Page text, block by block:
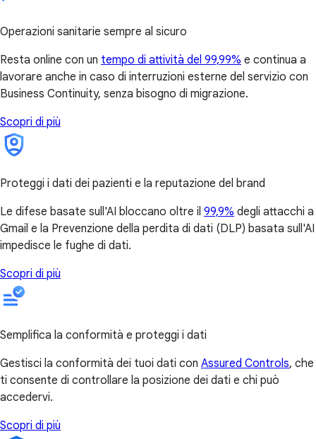
Operazioni sanitarie sempre al sicuro
Resta online con un tempo di attività del 99,99% e continua a
lavorare anche in caso di interruzioni esterne del servizio con
Business Continuity, senza bisogno di migrazione.
Scopri di più
Proteggi i dati dei pazienti e la reputazione del brand
Le difese basate sull'AI bloccano oltre il 99,9% degli attacchi a
Gmail e la Prevenzione della perdita di dati (DLP) basata sull'AI
impedisce le fughe di dati.
Scopri di più
Semplifica la conformità e proteggi i dati
Gestisci la conformità dei tuoi dati con Assured Controls, che
ti consente di controllare la posizione dei dati e chi può
accedervi.
Scopri di più